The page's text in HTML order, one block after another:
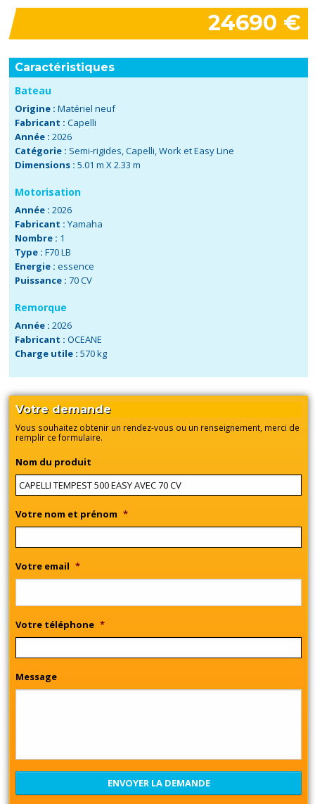
24690 €
Caractéristiques
Bateau
Origine : Matériel neuf
Fabricant : Capelli
Année : 2026
Catégorie : Semi-rigides,Capelli,Work et Easy Line
Dimensions : 5.01 m X 2.33 m
Motorisation
Année : 2026
Fabricant : Yamaha
Nombre : 1
Type : F70 LB
Energie : essence
Puissance : 70 CV
Remorque
Année : 2026
Fabricant : OCEANE
Charge utile : 570 kg
Votre demande
Vous souhaitez obtenir un rendez-vous ou un renseignement, merci de
remplir ce formulaire.
Nom du produit
Votre nom et prénom *
Votre email *
Votre téléphone *
Message